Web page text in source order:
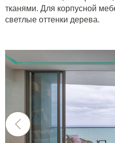
тканями. Для корпусной
светлые оттенки дерева.